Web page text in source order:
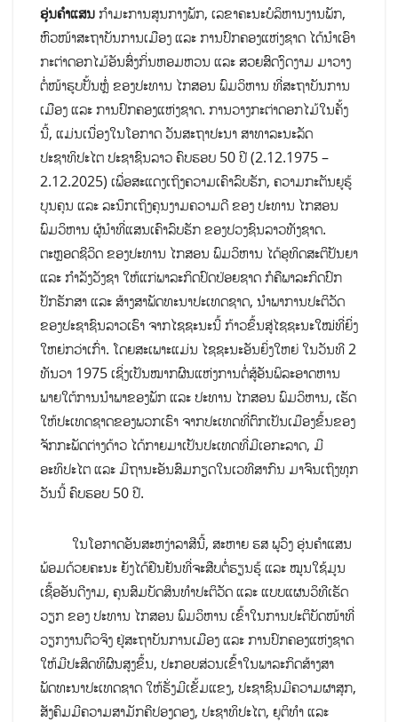
ອຸ່ນຄຳແສນກຳມະການສູນກາງພັກ, ເລຂາຄະນະບໍລິຫານງານພັກ,
ຫົວໜ້າສະຖາບັນການເມືອງ ແລະ ການປົກຄອງແຫ່ງຊາດ ໄດ້ນຳເອົາ
ກະຕ່າດອກໄມ້ອັນສົ່ງກິ່ນຫອມຫວນ ແລະ ສວຍສົດງົດງາມ ມາວາງ
ຕໍ່ໜ້າຮູບປັ້ນຫຼໍ່ ຂອງປະທານ ໄກສອນ ພົມວິຫານ ທີ່ສະຖາບັນການ
ເມືອງ ແລະ ການປົກຄອງແຫ່ງຊາດ. ການວາງກະຕ່າດອກໄມ້ໃນຄັ້ງ
ນີ້, ແມ່ນເນື່ອງໃນໂອກາດ ວັນສະຖາປະນາ ສາທາລະນະລັດ
ປະຊາທິປະໄຕ ປະຊາຊົນລາວ ຄົບຮອບ 50 ປີ (2.12.1975 –
2.12.2025) ເພື່ອສະແດງເຖິງຄວາມເຄົາລົບຮັກ, ຄວາມກະຕັນຍູຮູ້
ບຸນຄຸນ ແລະ ລະນຶກເຖິງຄຸນງາມຄວາມດີ ຂອງ ປະທານ ໄກສອນ
ພົມວິຫານ ຜູ້ນຳທີ່ແສນເຄົາລົບຮັກ ຂອງປວງຊົນລາວທັງຊາດ.
ຕະຫຼອດຊີວິດ ຂອງປະທານ ໄກສອນ ພົມວິຫານ ໄດ້ອຸທິດສະຕິປັນຍາ
ແລະ ກຳລັງວັງຊາ ໃຫ້ແກ່ພາລະກິດປົດປ່ອຍຊາດ ກໍຄືພາລະກິດປົກ
ປັກຮັກສາ ແລະ ສ້າງສາພັດທະນາປະເທດຊາດ, ນຳພາການປະຕິວັດ
ຂອງປະຊາຊົນລາວເຮົາ ຈາກໄຊຊະນະນີ້ ກ້າວຂຶ້ນສູ່ໄຊຊະນະໃໝ່ທີ່ຍິ່ງ
ໃຫຍ່ກວ່າເກົ່າ. ໂດຍສະເພາະແມ່ນ ໄຊຊະນະອັນຍິ່ງໃຫຍ່ ໃນວັນທີ 2
ທັນວາ 1975 ເຊິ່ງເປັນໝາກຜົນແຫ່ງການຕໍ່ສູ້ອັນພິລະອາດຫານ
ພາຍໃຕ້ການນໍາພາຂອງພັກ ແລະ ປະທານ ໄກສອນ ພົມວິຫານ, ເຮັດ
ໃຫ້ປະເທດຊາດຂອງພວກເຮົາ ຈາກປະເທດທີ່ຕົກເປັນເມືອງຂຶ້ນຂອງ
ຈັກກະພັດຕ່າງດ້າວ ໄດ້ກາຍມາເປັນປະເທດທີ່ມີເອກະລາດ, ມີ
ອະທິປະໄຕ ແລະ ມີຖານະອັນສົມກຽດໃນເວທີສາກົນ ມາຈົນເຖິງທຸກ
ວັນນີ້ ຄົບຮອບ 50 ປີ.
ໃນໂອກາດອັນສະຫງ່າລາສີນີ້, ສະຫາຍ ຮສ ພູວົງ ອຸ່ນຄຳແສນ
ພ້ອມດ້ວຍຄະນະ ຍັງໄດ້ຢືນຢັນທີ່ຈະສືບຕໍ່ຮຽນຮູ້ ແລະ ໝູນໃຊ້ມູນ
ເຊື້ອອັນດີງາມ, ຄຸນສົມບັດສິນທໍາປະຕິວັດ ແລະ ແບບແຜນວິທີເຮັດ
ວຽກ ຂອງ ປະທານ ໄກສອນ ພົມວິຫານ ເຂົ້າໃນການປະຕິບັດໜ້າທີ່
ວຽກງານຕົວຈິງ ຢູ່ສະຖາບັນການເມືອງ ແລະ ການປົກຄອງແຫ່ງຊາດ
ໃຫ້ມີປະສິດທິຜົນສູງຂຶ້ນ, ປະກອບສ່ວນເຂົ້າໃນພາລະກິດສ້າງສາ
ພັດທະນາປະເທດຊາດ ໃຫ້ຮັ່ງມີເຂັ້ມແຂງ, ປະຊາຊົນມີຄວາມຜາສຸກ,
ສັງຄົມມີຄວາມສາມັກຄີປອງດອງ, ປະຊາທິປະໄຕ, ຍຸຕິທໍາ ແລະ